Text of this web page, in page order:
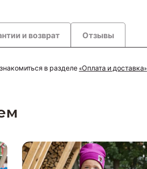
и возврат Отзывы
в разделе «Оплата и доставка»